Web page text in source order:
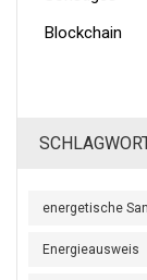
Blockchain
energetische
Energieausweis